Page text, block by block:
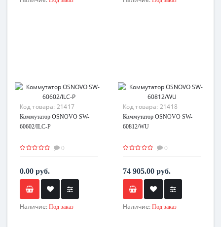
Код товара: 21417
Коммутатор OSNOVO SW-
60602/ILC-P
0
0.00 руб.
Наличие: Под заказ
Код товара: 21418
Коммутатор OSNOVO SW-
60812/WU
0
74 905.00 руб.
Наличие: Под заказ